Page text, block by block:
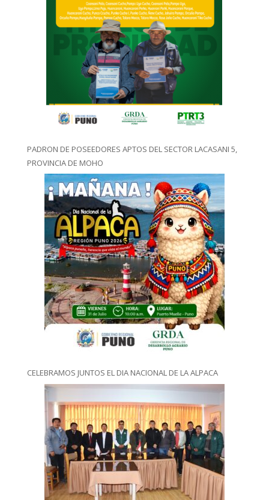
PADRON DE POSEEDORES APTOS DEL SECTOR LACASANI 5,
PROVINCIA DE MOHO
CELEBRAMOS JUNTOS EL DIA NACIONAL DE LA ALPACA